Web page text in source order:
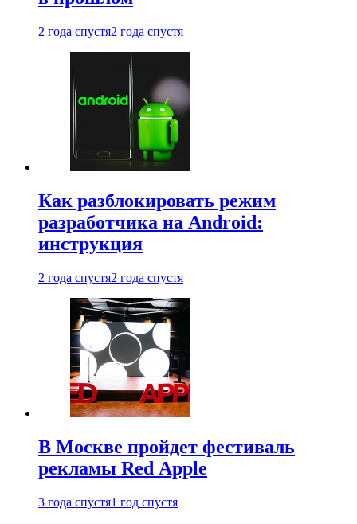
2 года спустя2 года спустя
Как разблокировать режим
разработчика на Android:
инструкция
2 года спустя2 года спустя
В Москве пройдет фестиваль
рекламы Red Apple
3 года спустя1 год спустя